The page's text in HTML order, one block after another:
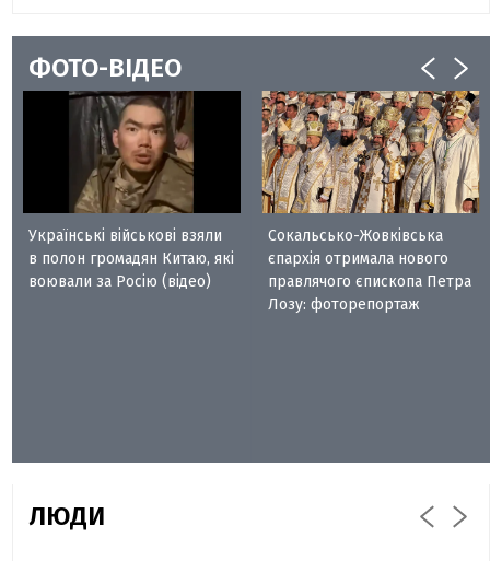
ФОТО-ВІДЕО
Українські військові взяли
в полон громадян Китаю, які
воювали за Росію (відео)
Сокальсько-Жовківська
єпархія отримала нового
правлячого єпископа Петра
Лозу: фоторепортаж
ЛЮДИ